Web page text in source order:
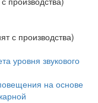
с производства)
уровня звукового
на основе